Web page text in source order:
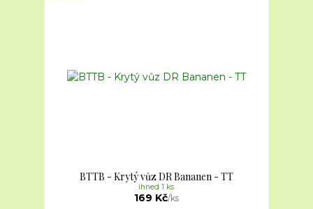
BTTB - Krytý vůz DR Bananen - TT
169 Kč/ks
ihned 1 ks